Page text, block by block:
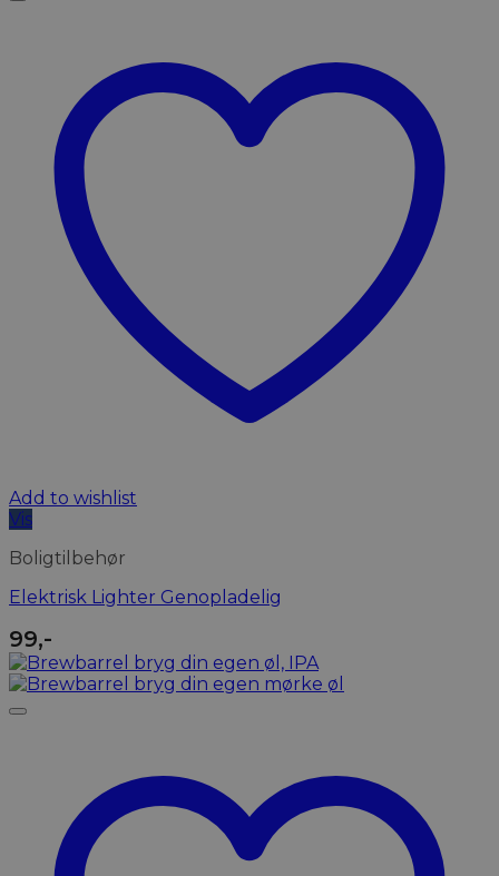
Add to wishlist
Vis
Boligtilbehør
Elektrisk Lighter Genopladelig
99,-